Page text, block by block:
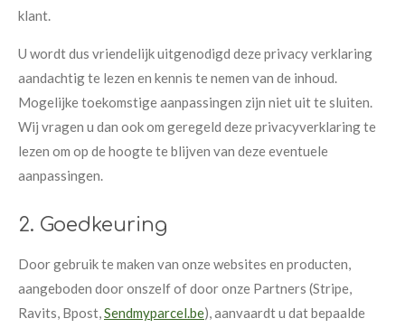
klant.
U wordt dus vriendelijk uitgenodigd deze privacy verklaring
aandachtig te lezen en kennis te nemen van de inhoud.
Mogelijke toekomstige aanpassingen zijn niet uit te sluiten.
Wij vragen u dan ook om geregeld deze privacyverklaring te
lezen om op de hoogte te blijven van deze eventuele
aanpassingen.
2. Goedkeuring
Door gebruik te maken van onze websites en producten,
aangeboden door onszelf of door onze Partners (Stripe,
Ravits, Bpost,Sendmyparcel.be), aanvaardt u dat bepaalde